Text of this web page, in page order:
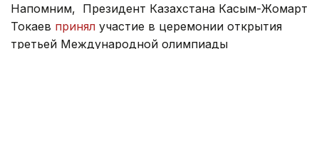
Напомним, Президент Казахстана Касым-Жомарт
Токаев принял участие в церемонии открытия
третьей Международной олимпиады